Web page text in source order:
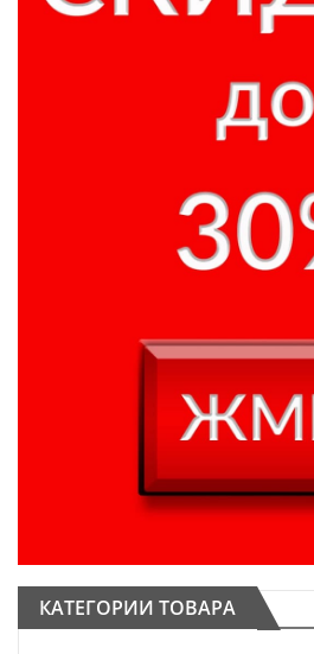
КАТЕГОРИИ ТОВАРА